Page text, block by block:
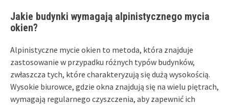
Jakie budynki wymagają alpinistycznego mycia
okien?
Alpinistyczne mycie okien to metoda, która znajduje
zastosowanie w przypadku różnych typów budynków,
zwłaszcza tych, które charakteryzują się dużą wysokością.
Wysokie biurowce, gdzie okna znajdują się na wielu piętrach,
wymagają regularnego czyszczenia, aby zapewnić ich